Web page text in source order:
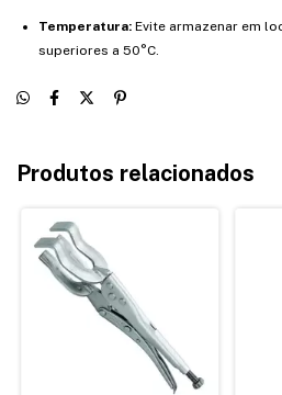
Temperatura: Evite armazenar em
superiores a 50°C.
Produtos relacionados